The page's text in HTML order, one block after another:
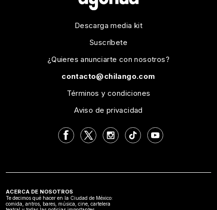
Descarga media kit
Suscríbete
¿Quieres anunciarte con nosotros?
contacto@chilango.com
Términos y condiciones
Aviso de privacidad
ACERCA DE NOSOTROS
Te decimos qué hacer en la Ciudad de México:
comida, antros, bares, música, cine, cartelera